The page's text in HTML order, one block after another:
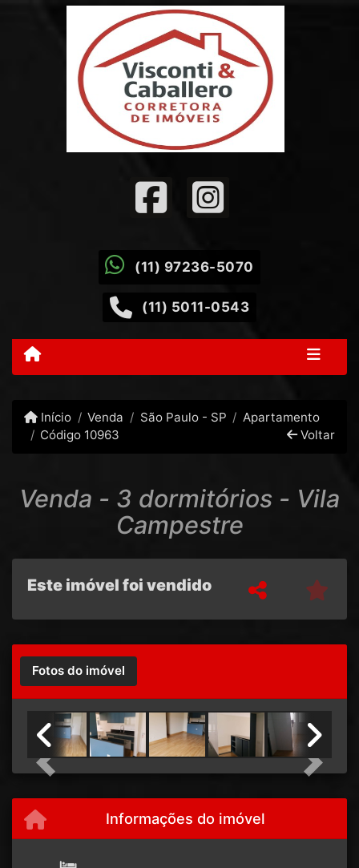
(11) 97236-5070
(11) 5011-0543
Início Venda São Paulo - SP
Apartamento
Código 10963
Voltar
Venda - 3 dormitórios - Vila
Campestre
Este imóvel foi vendido
Fotos do imóvel
Previous Next
Informações do imóvel